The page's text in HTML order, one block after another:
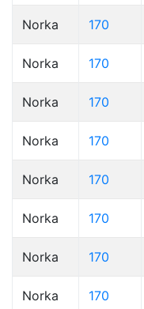
Norka 170
Norka 170
Norka 170
Norka 170
Norka 170
Norka 170
Norka 170
Norka 170